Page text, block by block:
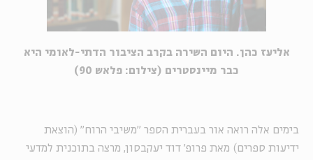
אליעז כהן. היום השירה בקרב הציבור הדתי-לאומי היא
כבר מיינסטרים (צילום: פלאש 90)
בימים אלה רואה אור בעברית הספר "משיבי הרוח" (הוצאת
ידיעות ספרים) מאת פרופ' דוד יעקבסון, מרצה בתוכנית למדעי